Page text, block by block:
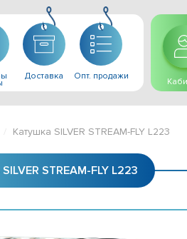
Доставка Опт. продажи
Катушка SILVER STREAM-FLY L223
STREAM-FLY L223